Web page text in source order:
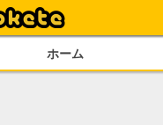
ホーム